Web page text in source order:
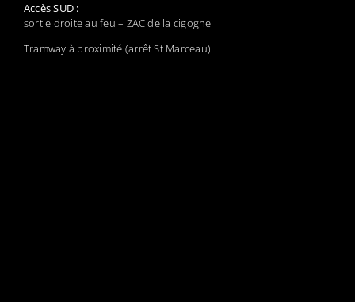
Accès SUD :
sortie droite au feu – ZAC de la cigogne
Tramway à proximité (arrêt St Marceau)